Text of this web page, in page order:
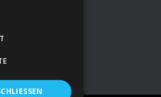
Team